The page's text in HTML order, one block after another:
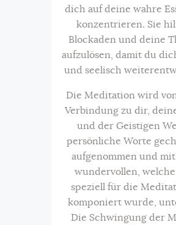
dich auf deine wahre
konzentrieren. Sie
Blockaden und deine
aufzulösen, damit du
und seelisch
Die Meditation wird
Verbindung zu dir,
und der Geistigen
persönliche Worte
aufgenommen und
wundervollen, welche
speziell für die
komponiert wurde,
Die Schwingung der